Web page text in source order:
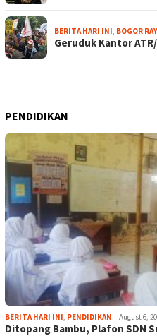
BERITA HARI INI, BOGOR
Geruduk Kantor
PENDIDIKAN
BERITA HARI INI PENDIDIKAN August 6,
Ditopang Bambu, Plafon SDN